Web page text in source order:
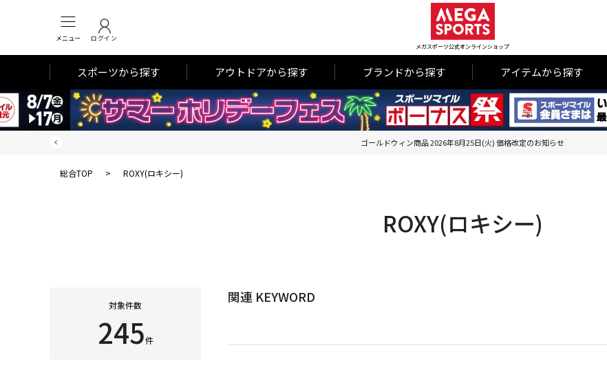
メニュー ログイン
メガスポーツ公式オンラインショップ
スポーツから探す アウトドアから探す ブランドから探す アイテムから探す
ゴールドウィン商品 2026年8月25日(火) 価格改定のお知らせ
総合TOP > ROXY(ロキシー)
ROXY(ロキシー)
対象件数
245件
関連 KEYWORD